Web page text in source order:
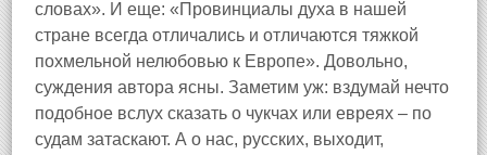
словах». И еще: «Провинциалы духа в нашей
стране всегда отличались и отличаются тяжкой
похмельной нелюбовью к Европе». Довольно,
суждения автора ясны. Заметим уж: вздумай нечто
подобное вслух сказать о чукчах или евреях – по
судам затаскают. А о нас, русских, выходит,